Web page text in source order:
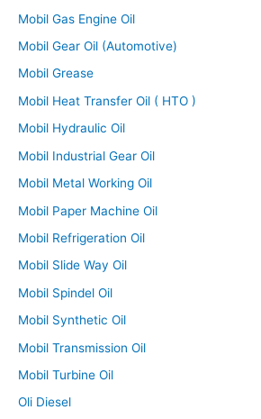
Mobil Gas Engine Oil
Mobil Gear Oil (Automotive)
Mobil Grease
Mobil Heat Transfer Oil ( HTO )
Mobil Hydraulic Oil
Mobil Industrial Gear Oil
Mobil Metal Working Oil
Mobil Paper Machine Oil
Mobil Refrigeration Oil
Mobil Slide Way Oil
Mobil Spindel Oil
Mobil Synthetic Oil
Mobil Transmission Oil
Mobil Turbine Oil
Oli Diesel